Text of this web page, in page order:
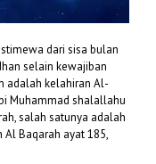
dari sisa bulan
selain kewajiban
adalah kelahiran Al-
Muhammad shalallahu
salah satunya adalah
Al Baqarah ayat 185,